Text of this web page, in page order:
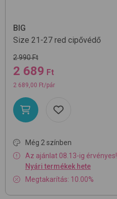
BIG
Size 21-27 red cipővédő
2 990 Ft
2 689 Ft
2 689,00 Ft/pár
Még 2 színben
Az ajánlat 08.13-ig érvényes!
Nyári termékek hete
Megtakarítás: 10.00%